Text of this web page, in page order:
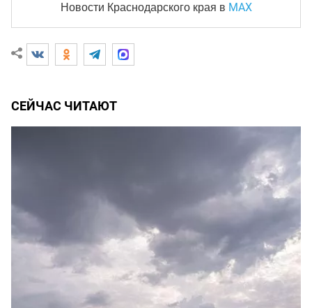
Новости Краснодарского края в MAX
СЕЙЧАС ЧИТАЮТ